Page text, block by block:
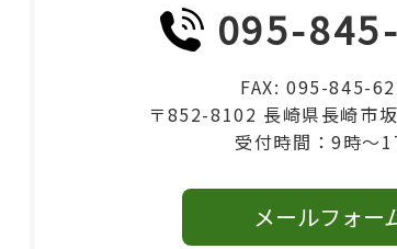
095-
FAX: 095-845-
〒852-8102 長崎県長崎市
受付時間：9時～
メールフォー